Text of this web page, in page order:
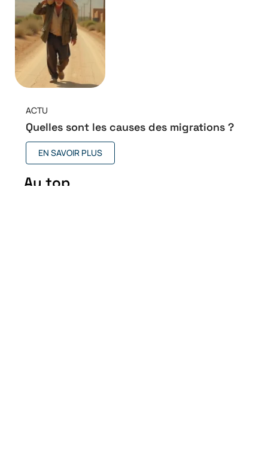
ACTU
Quelles sont les causes des migrations ?
EN SAVOIR PLUS
Au top